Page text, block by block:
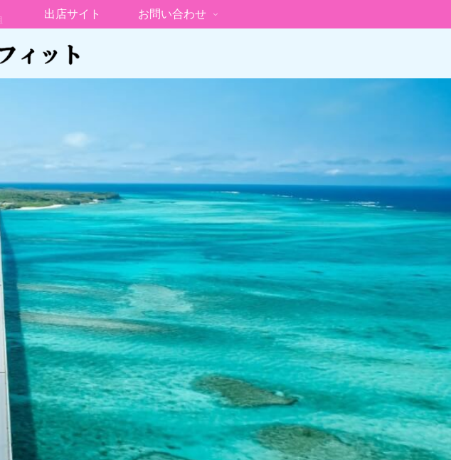
出店サイト お問い合わせ